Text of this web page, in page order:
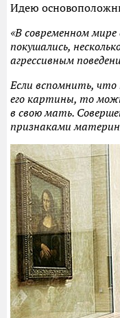
Идею
«В современном
покушались,
агрессивным
Если вспомнить, что
его картины, то
в свою мать.
признаками